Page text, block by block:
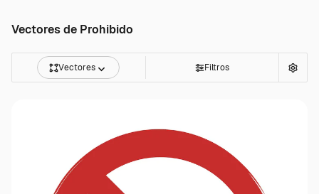
Vectores de Prohibido
Vectores Filtros